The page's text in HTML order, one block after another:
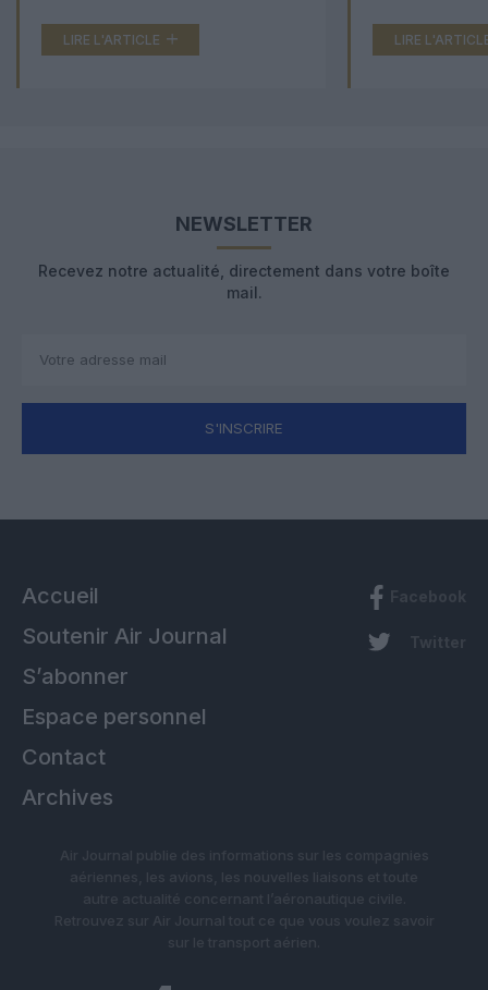
LIRE L'ARTICLE LIRE
NEWSLETTER
Recevez notre actualité, directement dans votre boîte
mail.
S'INSCRIRE
Accueil
Soutenir Air Journal
S’abonner
Espace personnel
Contact
Archives